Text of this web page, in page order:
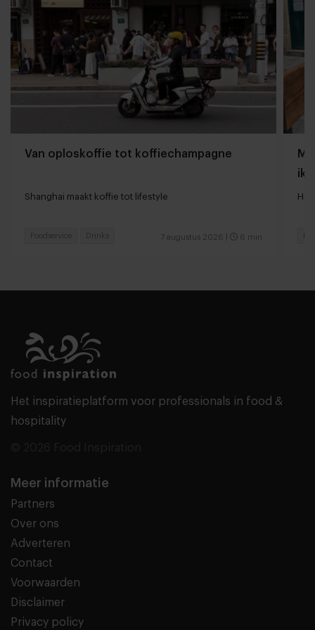
Van oploskoffie tot koffiechampagne
Shanghai maakt koffie tot lifestyle
7 augustus 2026 6 min
Foodservice Drinks
ik
Het inspiratieplatform voor professionals in food &
hospitality
Meer informatie
Partners
Over ons
Adverteren
Contact
Voorwaarden
Disclaimer
Privacy policy